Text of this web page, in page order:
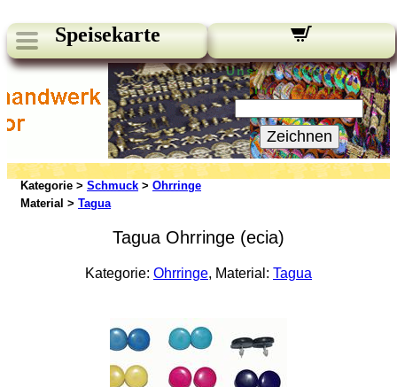
Speisekarte
Unsere Newsletter:
Ihre E-Mail:
Zeichnen
Kategorie > Schmuck > Ohrringe
Material > Tagua
Tagua Ohrringe (ecia)
Kategorie: Ohrringe, Material: Tagua